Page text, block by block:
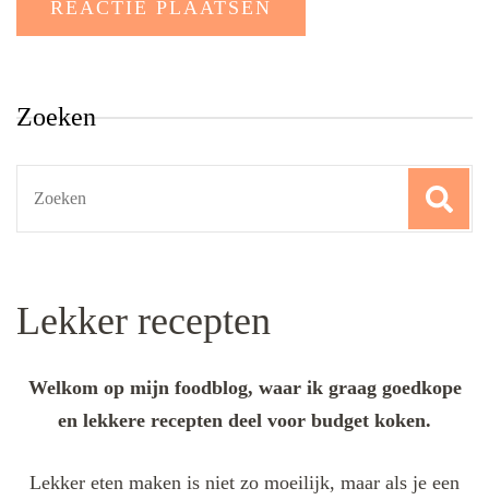
Zoeken
Lekker recepten
Welkom op mijn foodblog, waar ik graag goedkope
en lekkere recepten deel voor budget koken.
Lekker eten maken is niet zo moeilijk, maar als je een